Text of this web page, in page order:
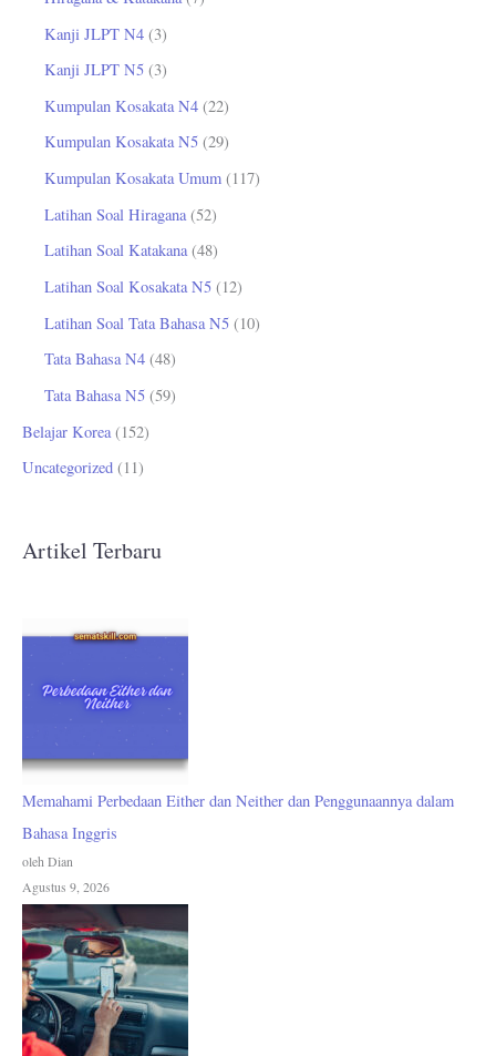
Kanji JLPT N4 (3)
Kanji JLPT N5 (3)
Kumpulan Kosakata N4 (22)
Kumpulan Kosakata N5 (29)
Kumpulan Kosakata Umum (117)
Latihan Soal Hiragana (52)
Latihan Soal Katakana(48)
Latihan Soal Kosakata N5 (12)
Latihan Soal Tata Bahasa N5 (10)
Tata Bahasa N4 (48)
Tata Bahasa N5 (59)
Belajar Korea (152)
Uncategorized (11)
Artikel Terbaru
Memahami Perbedaan Either dan Neither dan Penggunaannya dalam
Bahasa Inggris
oleh Dian
Agustus 9, 2026